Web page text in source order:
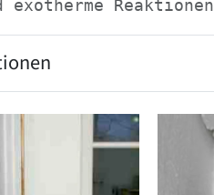
exotherme